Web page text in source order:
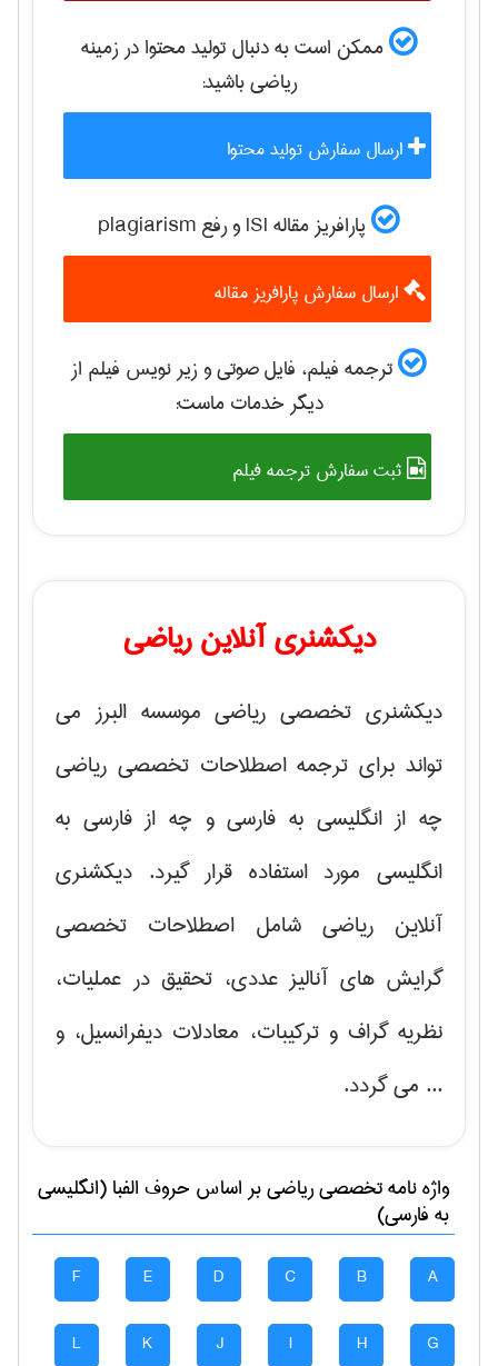
ممکن است به دنبال تولید محتوا در زمینه
رياضیباشید:
ارسال سفارش تولید محتوا
پارافریز مقاله ISI و رفع plagiarism
ارسال سفارش پارافریز مقاله
ترجمه فیلم، فایل صوتی و زیر نویس فیلم از
دیگر خدمات ماست:
ثبت سفارش ترجمه فیلم
دیکشنری آنلاین ریاضی
دیکشنری تخصصی ریاضی موسسه البرز می
تواند برای ترجمه اصطلاحات تخصصی ریاضی
چه از انگلیسی به فارسی و چه از فارسی به
انگلیسی مورد استفاده قرار گیرد. دیکشنری
آنلاین ریاضی شامل اصطلاحات تخصصی
گرایش های آنالیز عددی، تحقیق در عملیات،
نظریه گراف و تركیبات، معادلات دیفرانسیل، و
... می گردد.
واژه نامه تخصصیرياضیبر اساس حروف الفبا (انگلیسی
به فارسی)
A
B
C
D
E
F
G
H
I
J
K
L